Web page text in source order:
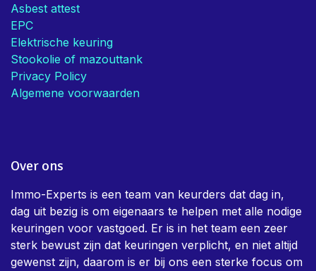
Asbest attest
EPC
Elektrische keuring
Stookolie of mazouttank
Privacy Policy
Algemene voorwaarden
Over ons
Immo-Experts is een team van keurders dat dag in,
dag uit bezig is om eigenaars te helpen met alle nodige
keuringen voor vastgoed. Er is in het team een zeer
sterk bewust zijn dat keuringen verplicht, en niet altijd
gewenst zijn, daarom is er bij ons een sterke focus om